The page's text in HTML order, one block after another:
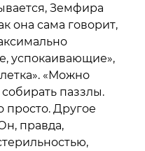
Земфира
она сама говорит,
успокаивающие»,
«Можно
паззлы.
Другое
правда,